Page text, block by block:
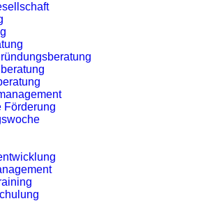
Förderung